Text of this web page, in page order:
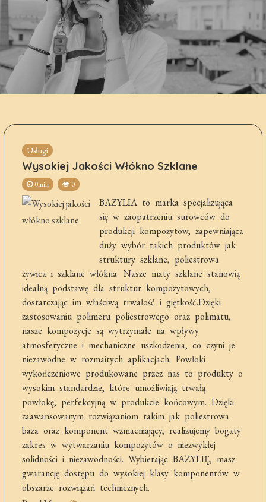
Usługi
Wysokiej Jakości Włókno Szklane
0min 0
BAZYLIA to marka specjalizująca
się w zaopatrzeniu surowców do
produkcji kompozytów, zapewniająca
duży wybór takich produktów jak
struktury szklane, poliestrowa
żywica i szklane włókna. Nasze maty szklane stanowią
idealną podstawę dla struktur kompozytowych,
dostarczając im właściwą trwałość i giętkość.Dzięki
zastosowaniu polimeru poliestrowego oraz polimatu,
nasze kompozycje są wytrzymałe na wpływy
atmosferyczne i mechaniczne uszkodzenia, co czyni je
niezawodne w rozmaitych aplikacjach. Powłoki
wykończeniowe produkowane przez nas to produkty o
wysokim standardzie, które umożliwiają trwałą
powłokę, perfekcyjną w produkcie końcowym. Dzięki
zaawansowanym rozwiązaniom takim jak poliestrowa
baza oraz komponent wzmacniający, realizujemy bogaty
zakres w wytwarzaniu kompozytów o niezwykłej
solidności i niezawodności. Wybierając BAZYLIĘ, masz
gwarancję dostępu do wysokiej klasy komponentów w
obszarze rozwiązań technicznych.